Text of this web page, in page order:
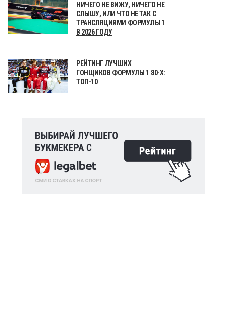
НИЧЕГО НЕ ВИЖУ, НИЧЕГО НЕ
СЛЫШУ, ИЛИ ЧТО НЕ ТАК С
ТРАНСЛЯЦИЯМИ ФОРМУЛЫ 1
В 2026 ГОДУ
РЕЙТИНГ ЛУЧШИХ
ГОНЩИКОВ ФОРМУЛЫ 1 80-Х:
ТОП-10